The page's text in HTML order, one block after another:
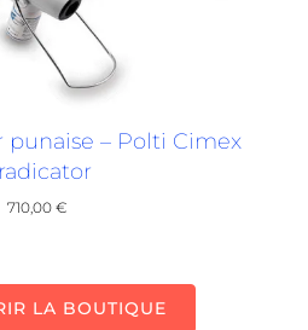
punaise – Polti Cimex
710,00€
LA BOUTIQUE